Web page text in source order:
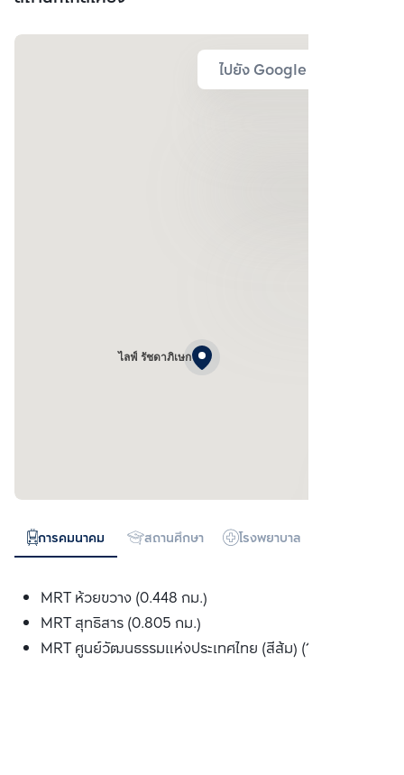
ไปยัง Google Map
ไลฟ์ รัชดาภิเษก
การคมนาคม สถานศึกษา โรงพยาบาล
MRT ห้วยขวาง (0.448 กม.)
MRT สุทธิสาร (0.805 กม.)
MRT ศูนย์วัฒนธรรมแห่งประเทศไทย (สีส้ม) (1.717 กม.)